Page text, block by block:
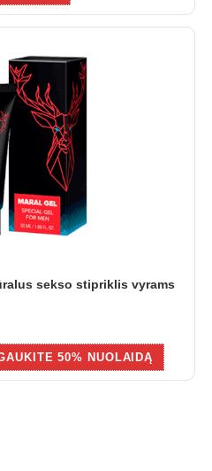
sekso stipriklis vyrams
50% NUOLAIDĄ